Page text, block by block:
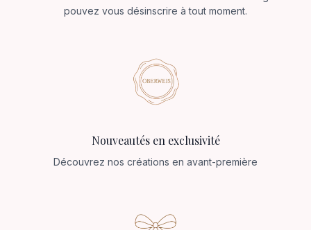
pouvez vous désinscrire à tout moment.
Nouveautés en exclusivité
Découvrez nos créations en avant-première